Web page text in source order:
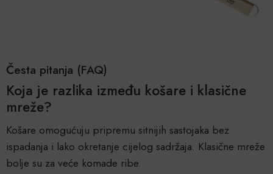
Česta pitanja (FAQ)
Koja je razlika između košare i klasične
mreže?
Košare omogućuju pripremu sitnijih sastojaka bez
ispadanja i lako okretanje cijelog sadržaja. Klasične mreže
bolje su za veće komade ribe.